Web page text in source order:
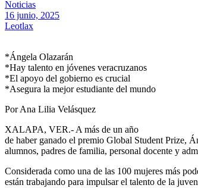
Noticias
16 junio, 2025
Leotlax
*Ángela Olazarán
*Hay talento en jóvenes veracruzanos
*El apoyo del gobierno es crucial
*Asegura la mejor estudiante del mundo
Por Ana Lilia Velásquez
XALAPA, VER.- A más de un año
de haber ganado el premio Global Student Prize,
alumnos, padres de familia, personal docente y
Considerada como una de las 100 mujeres más
están trabajando para impulsar el talento de la